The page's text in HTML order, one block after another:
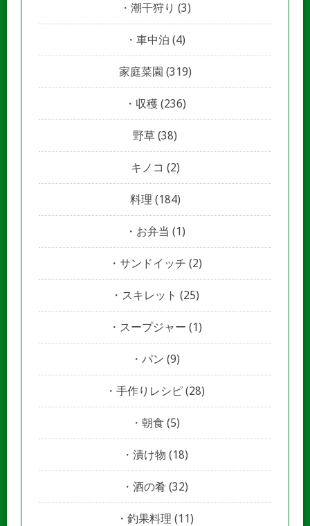
潮干狩り (3)
車中泊 (4)
家庭菜園 (319)
収穫 (236)
野草 (38)
キノコ (2)
料理 (184)
お弁当 (1)
サンドイッチ (2)
スキレット (25)
スープジャー (1)
パン (9)
手作りレシピ (28)
朝食 (5)
漬け物 (18)
酒の肴 (32)
釣果料理 (11)